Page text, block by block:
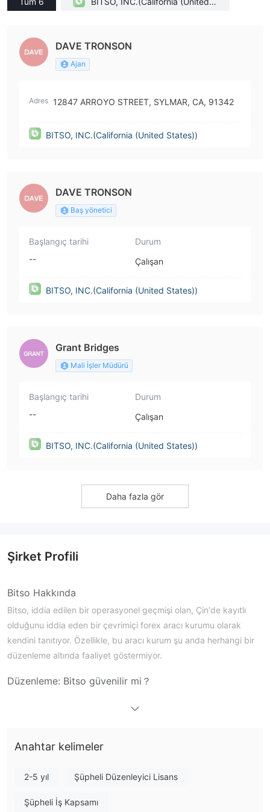
DAVE TRONSON
Ajan
Adres 12847 ARROYO STREET, SYLMAR, CA, 91342
BITSO, INC.(California (United States))
DAVE TRONSON
Baş yönetici
Başlangıç tarihi
--
Durum
Çalışan
BITSO, INC.(California (United States))
Grant Bridges
Mali İşler Müdürü
Başlangıç tarihi
--
Durum
Çalışan
BITSO, INC.(California (United States))
Daha fazla gör
Şirket Profili
Bitso Hakkında
Bitso, iddia edilen bir operasyonel geçmişi olan, Çin'de kayıtlı
olduğunu iddia eden bir çevrimiçi forex aracı kurumu olarak
kendini tanıtıyor. Özellikle, bu aracı kurum şu anda herhangi bir
düzenleme altında faaliyet göstermiyor.
Düzenleme: Bitso güvenilir mi？
bağımsız olarak faaliyet göstermektedir, bu durum önemli
saygın bir aracı kurum değerlendirme platformu olan WikiFX'te
zedelenmektedir. Bu düzenleme eksikliği ve zayıf sektör
bütünlüğünü sorgulamaktadır.
Anahtar kelimeler
2-5 yıl Şüpheli Düzenleyici Lisans
Şüpheli İş Kapsamı